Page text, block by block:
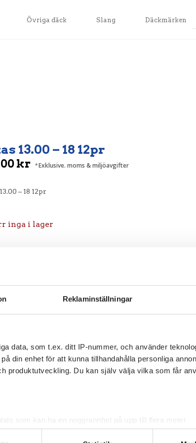
Reklaminställningar
data, som t.ex. ditt IP-nummer, och använder
din enhet för att kunna tillhandahålla personliga
produktutveckling. Du kan själv välja vilka som får
som kan ha en noggrannhet på upp till flera meter
den för specifika kännetecken (fingeravtryck)
Övriga däck Slang Däckmärken
13.00 – 18 12pr
kr Exklusive. moms & miljöavgifter
– 18 12pr
inga i lager